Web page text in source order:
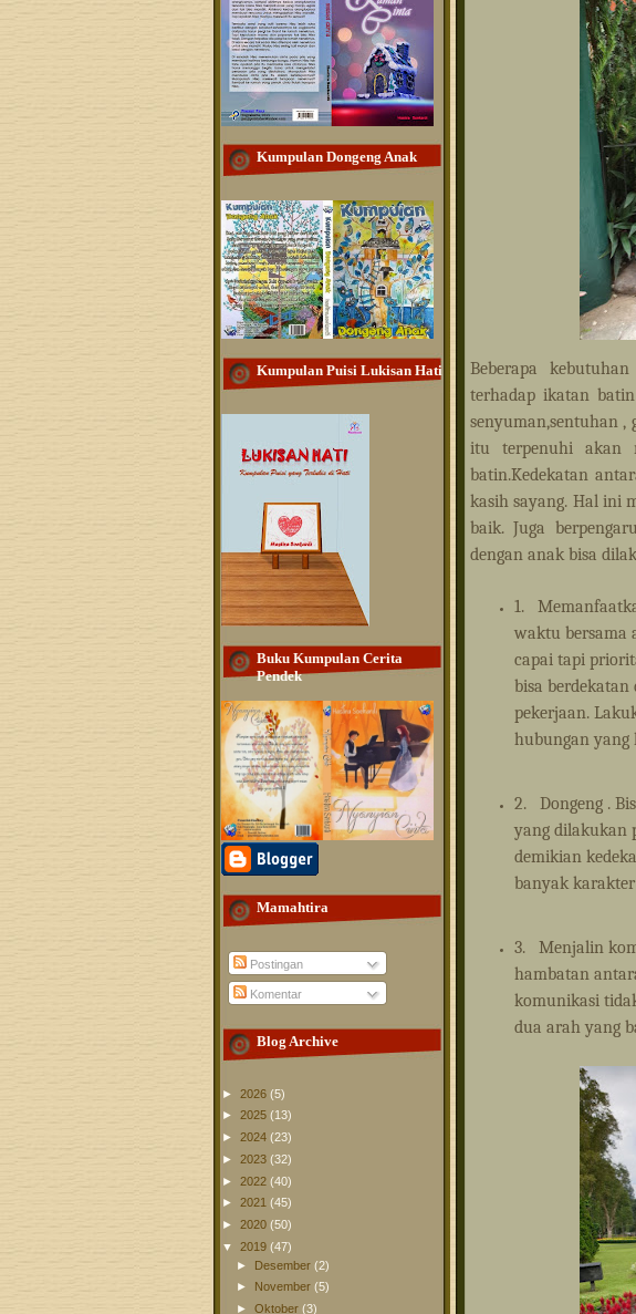
Kumpulan Dongeng Anak
Kumpulan Puisi Lukisan Hati
Buku Kumpulan Cerita
Pendek
Mamahtira
Postingan
Komentar
Blog Archive
► 2026 (5)
► 2025 (13)
► 2024 (23)
► 2023 (32)
► 2022 (40)
► 2021 (45)
► 2020 (50)
▼ 2019 (47)
► Desember(2)
►
November(5)
►Oktober(3)
Beberapa
terhadap ikatan
senyuman,sentuhan
itu terpenuhi akan
batin.Kedekatan
kasih sayang. Hal ini
baik. Juga
dengan anak bisa
1.
waktu bersama
capai tapi
bisa
pekerjaan.
hubungan yang
2.
Dongeng .
yang dilakukan
demikian
banyak
3.
Menjalin
hambatan
komunikasi
dua arah yang